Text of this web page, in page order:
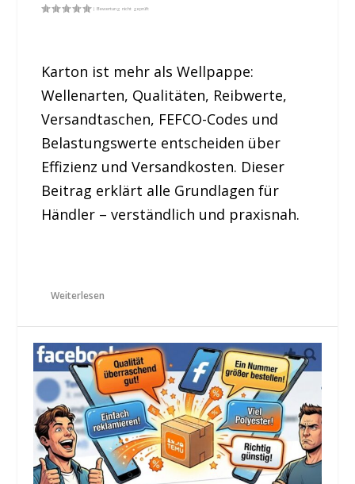
Karton ist mehr als Wellpappe:
Wellenarten, Qualitäten, Reibwerte,
Versandtaschen, FEFCO-Codes und
Belastungswerte entscheiden über
Effizienz und Versandkosten. Dieser
Beitrag erklärt alle Grundlagen für
Händler – verständlich und praxisnah.
Weiterlesen